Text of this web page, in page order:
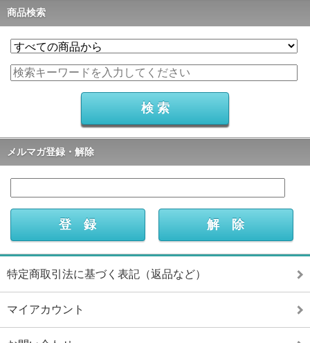
商品検索
メルマガ登録・解除
特定商取引法に基づく表記（返品など）
マイアカウント